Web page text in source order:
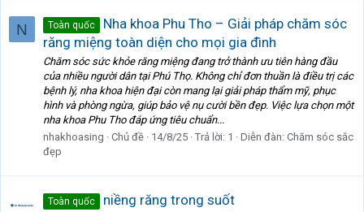
N Toàn quốc
Nha khoa Phu Tho – Giải pháp chăm sóc
răng miệng toàn diện cho mọi gia đình
Chăm sóc sức khỏe răng miệng đang trở thành ưu tiên hàng đầu
của nhiều người dân tại Phú Thọ. Không chỉ đơn thuần là điều trị các
bệnh lý, nha khoa hiện đại còn mang lại giải pháp thẩm mỹ, phục
hình và phòng ngừa, giúp bảo vệ nụ cười bền đẹp. Việc lựa chọn một
nha khoa Phu Tho đáp ứng tiêu chuẩn...
nhakhoasing
Chủ đề 14/8/25 Trả lời: 1 Diễn đàn: Chăm sóc sắc
đẹp
Toàn quốc niềng răng trong suốt